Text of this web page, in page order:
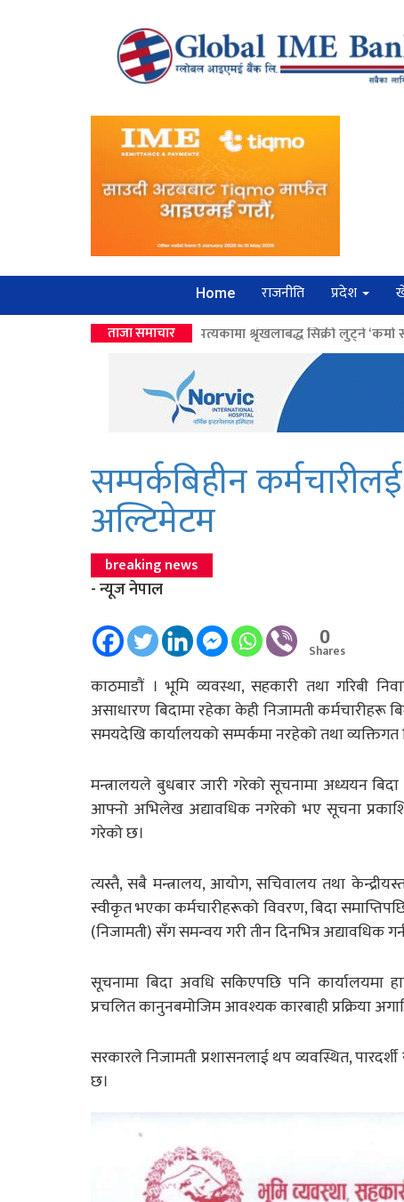
Home राजनीति प्रदेश
ताजा समाचार
उपत्यकामा श्रृंखलाबद्ध सिक्री लुट्ने ‘कर्मा समूह’का नाइकेसहित
सम्पर्कबिहीन
अल्टिमेटम
breaking news
- न्यूज नेपाल
0
Shares
काठमाडाैं । भूमि व्यवस्था, सहकारी तथा गरिबी
असाधारण बिदामा रहेका केही निजामती कर्मचारीहरू
समयदेखि कार्यालयको सम्पर्कमा नरहेको तथा
मन्त्रालयले बुधबार जारी गरेको सूचनामा अध्ययन बिदा
आफ्नो अभिलेख अद्यावधिक नगरेको भए सूचना
गरेको छ।
त्यस्तै, सबै मन्त्रालय, आयोग, सचिवालय तथा
स्वीकृत भएका कर्मचारीहरूको विवरण, बिदा
(निजामती) सँग समन्वय गरी तीन दिनभित्र अद्यावधिक
सूचनामा बिदा अवधि सकिएपछि पनि कार्यालयमा
प्रचलित कानुनबमोजिम आवश्यक कारबाही प्रक्रिया
सरकारले निजामती प्रशासनलाई थप व्यवस्थित,
छ।